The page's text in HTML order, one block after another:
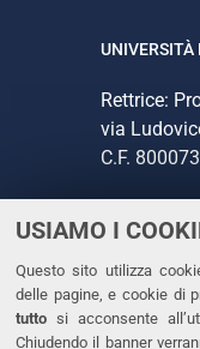
USIAMO I
Questo sito utilizza
delle pagine, e cookie di
tutto si acconsente
Chiudendo il banner
UNIVERSITÀ
Rettrice:
via
C.F.
CONTATTI
Tel. +39
Fax. +39
PEC